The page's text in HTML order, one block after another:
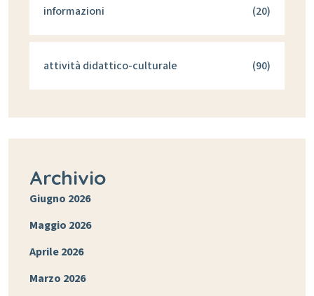
informazioni (20)
attività didattico-culturale (90)
Archivio
Giugno 2026
Maggio 2026
Aprile 2026
Marzo 2026